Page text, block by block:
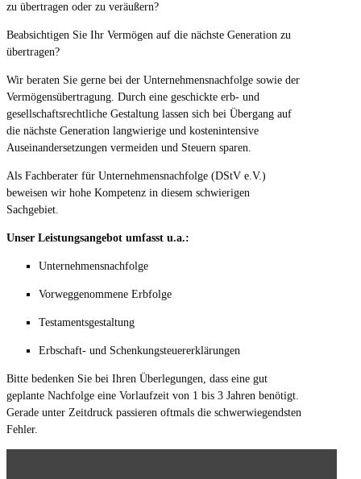
zu übertragen oder zu veräußern?
Beabsichtigen Sie Ihr Vermögen auf die nächste Generation zu
übertragen?
Wir beraten Sie gerne bei der Unternehmensnachfolge sowie der
Vermögensübertragung. Durch eine geschickte erb- und
gesellschaftsrechtliche Gestaltung lassen sich bei Übergang auf
die nächste Generation langwierige und kostenintensive
Auseinandersetzungen vermeiden und Steuern sparen.
Als Fachberater für Unternehmensnachfolge (DStV e.V.)
beweisen wir hohe Kompetenz in diesem schwierigen
Sachgebiet.
Unser Leistungsangebot umfasst u.a.:
Unternehmensnachfolge
Vorweggenommene Erbfolge
Testamentsgestaltung
Erbschaft- und Schenkungsteuererklärungen
Bitte bedenken Sie bei Ihren Überlegungen, dass eine gut
geplante Nachfolge eine Vorlaufzeit von 1 bis 3 Jahren benötigt.
Gerade unter Zeitdruck passieren oftmals die schwerwiegendsten
Fehler.